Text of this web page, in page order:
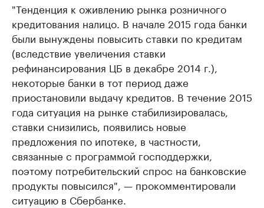
"Тенденция к оживлению рынка розничного
кредитования налицо. В начале 2015 года банки
были вынуждены повысить ставки по кредитам
(вследствие увеличения ставки
рефинансирования ЦБ в декабре 2014 г.),
некоторые банки в тот период даже
приостановили выдачу кредитов. В течение 2015
года ситуация на рынке стабилизировалась,
ставки снизились, появились новые
предложения по ипотеке, в частности,
связанные с программой господдержки,
поэтому потребительский спрос на банковские
продукты повысился", — прокомментировали
ситуацию в Сбербанке.